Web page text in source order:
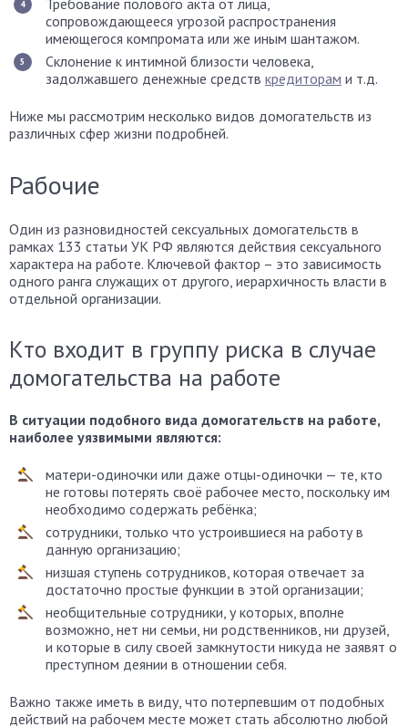
Требование полового акта от лица,
сопровождающееся угрозой распространения
имеющегося компромата или же иным шантажом.
Склонение к интимной близости человека,
задолжавшего денежные средств кредиторам и т.д.
Ниже мы рассмотрим несколько видов домогательств из
различных сфер жизни подробней.
Рабочие
Один из разновидностей сексуальных домогательств в
рамках 133 статьи УК РФ являются действия сексуального
характера на работе. Ключевой фактор – это зависимость
одного ранга служащих от другого, иерархичность власти в
отдельной организации.
Кто входит в группу риска в случае
домогательства на работе
В ситуации подобного вида домогательств на работе,
наиболее уязвимыми являются:
матери-одиночки или даже отцы-одиночки — те, кто
не готовы потерять своё рабочее место, поскольку им
необходимо содержать ребёнка;
сотрудники, только что устроившиеся на работу в
данную организацию;
низшая ступень сотрудников, которая отвечает за
достаточно простые функции в этой организации;
необщительные сотрудники, у которых, вполне
возможно, нет ни семьи, ни родственников, ни друзей,
и которые в силу своей замкнутости никуда не заявят о
преступном деянии в отношении себя.
Важно также иметь в виду, что потерпевшим от подобных
действий на рабочем месте может стать абсолютно любой